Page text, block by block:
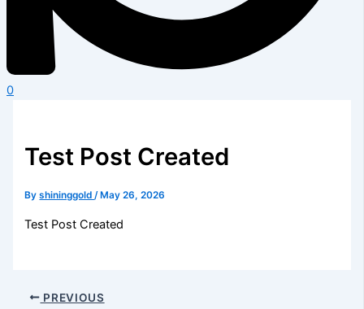
0
Test Post Created
Byshininggold/ May 26, 2026
Test Post Created
PREVIOUS